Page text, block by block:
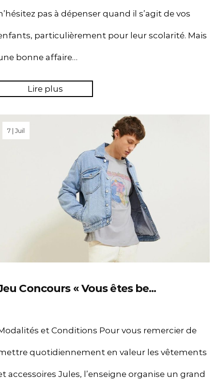
pas à dépenser quand il s’agit de vos
particulièrement pour leur scolarité. Mais
bonne affaire…
Lire plus
7 | Juil
Concours « Vous êtes be...
et Conditions Pour vous remercier de
quotidiennement en valeur les vêtements
accessoires Jules, l’enseigne organise un grand